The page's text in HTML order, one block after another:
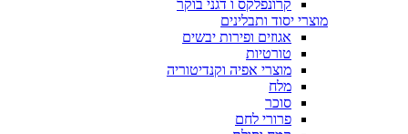
קרונפלקס ו דגני בוקר
מוצרי יסוד ותבלינים
אגוזים ופירות יבשים
טורטיות
מוצרי אפיה וקנדיטוריה
מלח
סוכר
פרורי לחם